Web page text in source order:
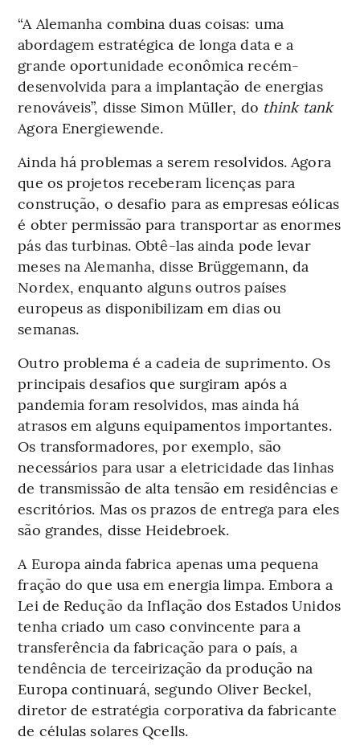
“A Alemanha combina duas coisas: uma
abordagem estratégica de longa data e a
grande oportunidade econômica recém-
desenvolvida para a implantação de energias
renováveis”, disse Simon Müller, do think tank
Agora Energiewende.
Ainda há problemas a serem resolvidos. Agora
que os projetos receberam licenças para
construção, o desafio para as empresas eólicas
é obter permissão para transportar as enormes
pás das turbinas. Obtê-las ainda pode levar
meses na Alemanha, disse Brüggemann, da
Nordex, enquanto alguns outros países
europeus as disponibilizam em dias ou
semanas.
Outro problema é a cadeia de suprimento. Os
principais desafios que surgiram após a
pandemia foram resolvidos, mas ainda há
atrasos em alguns equipamentos importantes.
Os transformadores, por exemplo, são
necessários para usar a eletricidade das linhas
de transmissão de alta tensão em residências e
escritórios. Mas os prazos de entrega para eles
são grandes, disse Heidebroek.
A Europa ainda fabrica apenas uma pequena
fração do que usa em energia limpa. Embora a
Lei de Redução da Inflação dos Estados Unidos
tenha criado um caso convincente para a
transferência da fabricação para o país, a
tendência de terceirização da produção na
Europa continuará, segundo Oliver Beckel,
diretor de estratégia corporativa da fabricante
de células solares Qcells.